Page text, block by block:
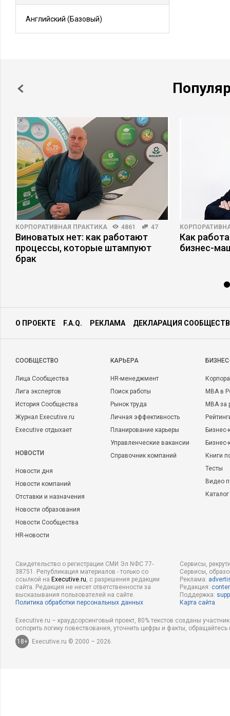
Английский (Базовый)
КОРПОРАТИВНАЯ ПРАКТИКА 4861 47
Виноватых нет: как работают
процессы, которые штампуют
брак
Как
бизнес-
О ПРОЕКТЕ F.A.Q. РЕКЛАМА ДЕКЛАРАЦИЯ
CООБЩЕСТВО
Лица Сообщества
Лига экспертов
История Сообщества
Журнал Executive.ru
Executive отдыхает
НОВОСТИ
Новости дня
Новости компаний
Отставки и назначения
Новости образования
Новости Сообщества
HR-новости
КАРЬЕРА
HR-менеджмент
Поиск работы
Рынок труда
Личная эффективность
Планирование карьеры
Управленческие вакансии
Справочник компаний
MBA в
MBA
Бизнес-
Книги
Тесты
Видео
Свидетельство о регистрации СМИ Эл NФС 77-
38751. Републикация материалов - только со
ссылкой на Executive.ru, с разрешения редакции
сайта. Редакция не несет ответственности за
высказывания пользователей на сайте.
Политика обработки персональных данных
Сервисы,
Сервисы,
Реклама:
Редакция:
Поддержка:
Карта сайта
Executive.ru – краудсорсинговый проект, 80% текстов созданы
оспорить логику повествования, уточнить цифры и факты,
18+
Executive.ru © 2000 – 2026.